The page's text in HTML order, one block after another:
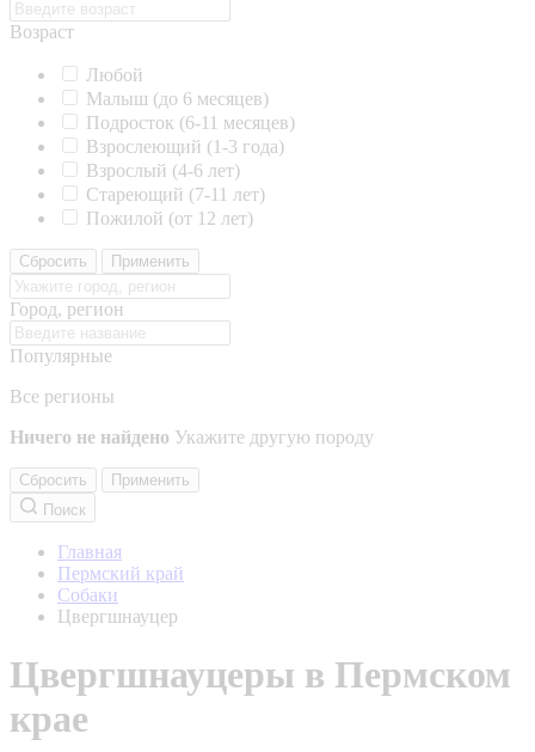
Возраст
Любой
Малыш (до 6 месяцев)
Подросток (6-11 месяцев)
Взрослеющий (1-3 года)
Взрослый (4-6 лет)
Стареющий (7-11 лет)
Пожилой (от 12 лет)
Сбросить Применить
Город, регион
Популярные
Все регионы
Ничего не найдено Укажите другую породу
Сбросить
Применить
Поиск
Главная
Пермский край
Собаки
Цвергшнауцер
Цвергшнауцеры в Пермском
крае